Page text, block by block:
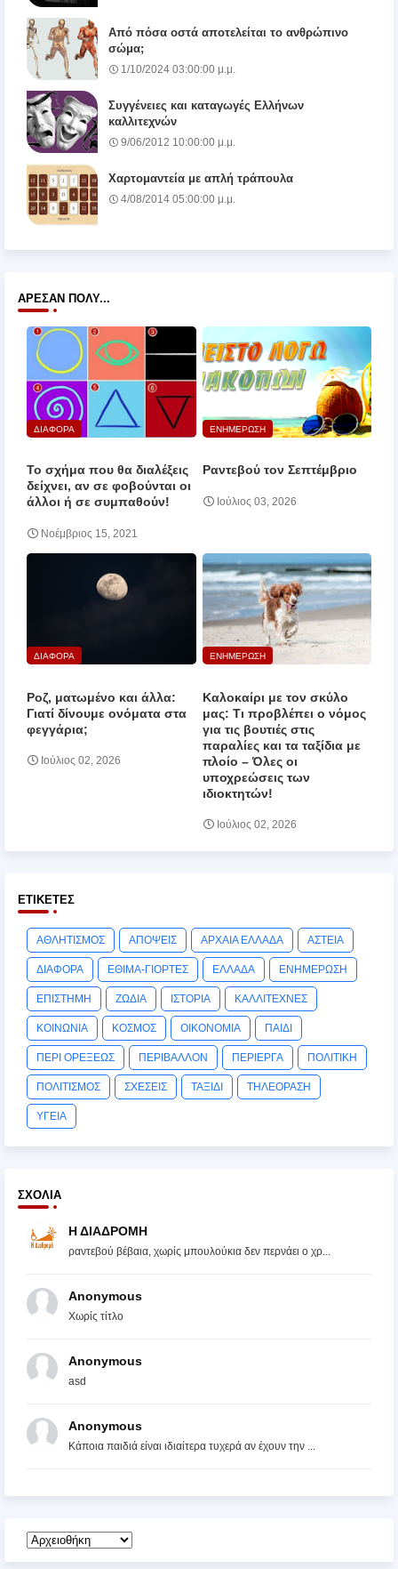
Από πόσα οστά αποτελείται το ανθρώπινο
σώμα;
1/10/2024 03:00:00 μ.μ.
Συγγένειες και καταγωγές Ελλήνων
καλλιτεχνών
9/06/2012 10:00:00 μ.μ.
Χαρτομαντεία με απλή τράπουλα
4/08/2014 05:00:00 μ.μ.
ΆΡΕΣΑΝ ΠΟΛΎ...
ΔΙΑΦΟΡΑ
Το σχήμα που θα διαλέξεις
δείχνει, αν σε φοβούνται οι
άλλοι ή σε συμπαθούν!
Νοέμβριος 15, 2021
ΕΝΗΜΕΡΩΣΗ
Ραντεβού τον Σεπτέμβριο
Ιούλιος 03, 2026
ΔΙΑΦΟΡΑ
Ροζ, ματωμένο και άλλα:
Γιατί δίνουμε ονόματα στα
φεγγάρια;
Ιούλιος 02, 2026
ΕΝΗΜΕΡΩΣΗ
Καλοκαίρι με τον σκύλο
μας: Τι προβλέπει ο νόμος
για τις βουτιές στις
παραλίες και τα ταξίδια με
πλοίο – Όλες οι
υποχρεώσεις των
ιδιοκτητών!
Ιούλιος 02, 2026
ΕΤΙΚΈΤΕΣ
ΑΘΛΗΤΙΣΜΟΣ ΑΠΟΨΕΙΣ ΑΡΧΑΙΑ ΕΛΛΑΔΑ ΑΣΤΕΙΑ
ΔΙΑΦΟΡΑ ΕΘΙΜΑ-ΓΙΟΡΤΕΣ ΕΛΛΑΔΑ ΕΝΗΜΕΡΩΣΗ
ΕΠΙΣΤΗΜΗ ΖΩΔΙΑ ΙΣΤΟΡΙΑ ΚΑΛΛΙΤΕΧΝΕΣ
ΚΟΙΝΩΝΙΑ ΚΟΣΜΟΣ ΟΙΚΟΝΟΜΙΑ ΠΑΙΔΙ
ΠΕΡΙ ΟΡΕΞΕΩΣ ΠΕΡΙΒΑΛΛΟΝ ΠΕΡΙΕΡΓΑ ΠΟΛΙΤΙΚΗ
ΠΟΛΙΤΙΣΜΟΣ ΣΧΕΣΕΙΣ ΤΑΞΙΔΙ ΤΗΛΕΟΡΑΣΗ
ΥΓΕΙΑ
ΣΧΌΛΙΑ
Η ΔΙΑΔΡΟΜΗ
ραντεβού βέβαια, χωρίς μπουλούκια δεν περνάει ο χρ...
Anonymous
Χωρίς τίτλο
Anonymous
asd
Anonymous
Κάποια παιδιά είναι ιδιαίτερα τυχερά αν έχουν την ...